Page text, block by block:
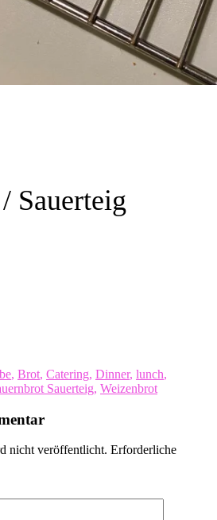
Sauerteig
, Brot, Catering, Dinner, lunch,
Sauerteig, Weizenbrot
nicht veröffentlicht. Erforderliche